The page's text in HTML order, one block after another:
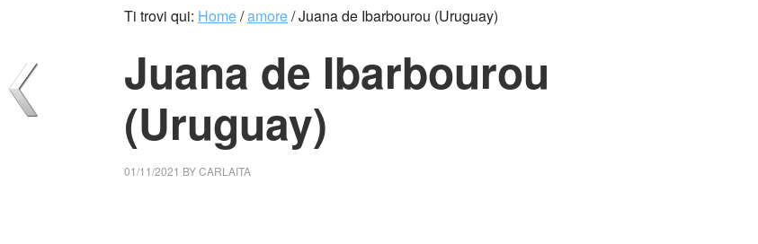
Ti trovi qui: Home/amore/Juana de Ibarbourou (Uruguay)
Juana de Ibarbourou
(Uruguay)
01/11/2021 BYCARLAITA